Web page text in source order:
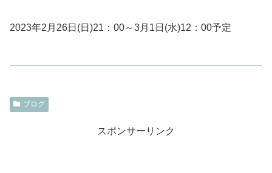
2023年2月26日(日)21：00～3月1日(水)12：00予定
ブログ
スポンサーリンク